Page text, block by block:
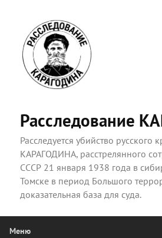
Расследование
Расследуется убийство русского
КАРАГОДИНА, расстрелянного
СССР 21 января 1938 года в
Томске в период Большого
доказательная база для суда.
Меню